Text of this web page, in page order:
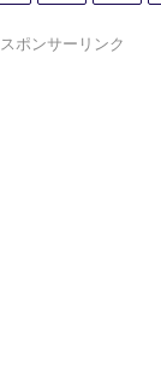
スポンサーリンク